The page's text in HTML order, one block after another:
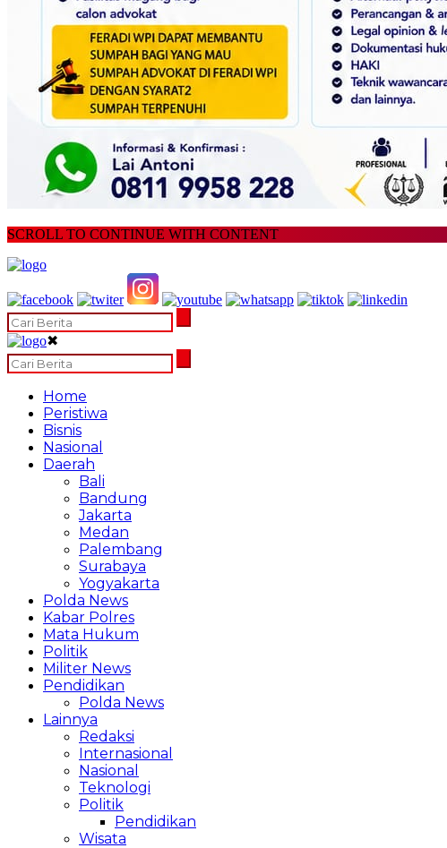
SCROLL TO CONTINUE WITH CONTENT
✖
Home
Peristiwa
Bisnis
Nasional
Daerah
Bali
Bandung
Jakarta
Medan
Palembang
Surabaya
Yogyakarta
Polda News
Kabar Polres
Mata Hukum
Politik
Militer News
Pendidikan
Polda News
Lainnya
Redaksi
Internasional
Nasional
Teknologi
Politik
Pendidikan
Wisata